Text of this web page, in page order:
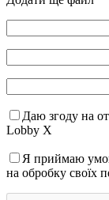
Даю згоду на
Lobby X
Я приймаю
на обробку своїх